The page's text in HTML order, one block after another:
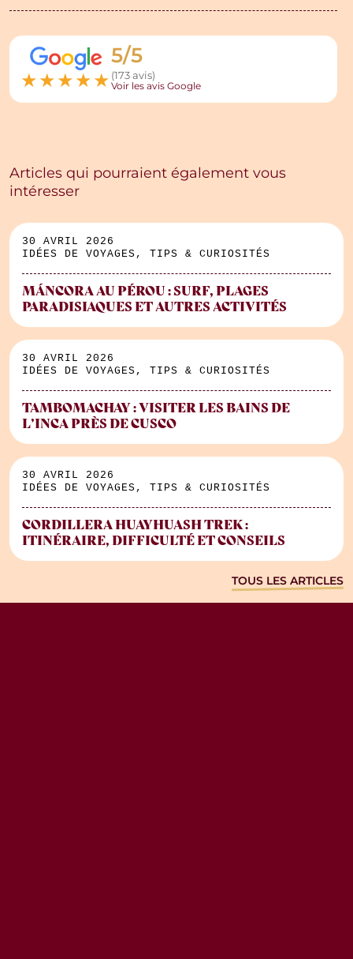
★★★★★
5/5
(173 avis)
Voir les avis Google
Articles qui pourraient également vous
intéresser
TOUS LES ARTICLES
30 AVRIL 2026
IDÉES DE VOYAGES, TIPS & CURIOSITÉS
MÁNCORA AU PÉROU : SURF, PLAGES
PARADISIAQUES ET AUTRES ACTIVITÉS
30 AVRIL 2026
IDÉES DE VOYAGES, TIPS & CURIOSITÉS
TAMBOMACHAY : VISITER LES BAINS DE
L’INCA PRÈS DE CUSCO
30 AVRIL 2026
IDÉES DE VOYAGES, TIPS & CURIOSITÉS
CORDILLERA HUAYHUASH TREK :
ITINÉRAIRE, DIFFICULTÉ ET CONSEILS